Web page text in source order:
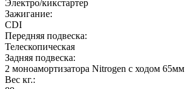
Электро/кикстартер
Зажигание:
CDI
Передняя подвеска:
Телескопическая
Задняя подвеска:
2 моноамортизатора Nitrogen c ходом 65мм
Вес кг.: